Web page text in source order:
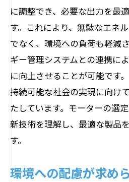
に調整でき、必要な出力を最
す。これにより、無駄なエネ
でなく、環境への負荷も軽減
ギー管理システムとの連携に
に向上させることが可能です
持続可能な社会の実現に向け
たしています。モーターの選
新技術を理解し、最適な製品
す。
環境への配慮が求め